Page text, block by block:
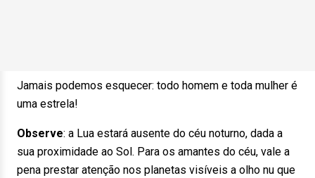
Jamais podemos esquecer: todo homem e toda mulher é
uma estrela!
Observe: a Lua estará ausente do céu noturno, dada a
sua proximidade ao Sol. Para os amantes do céu, vale a
pena prestar atenção nos planetas visíveis a olho nu que